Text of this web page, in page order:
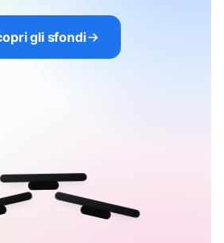
gli sfondi